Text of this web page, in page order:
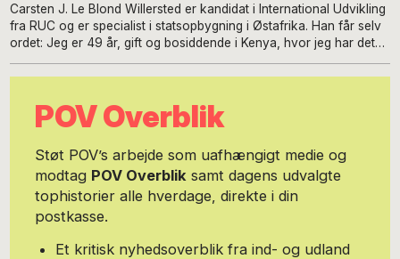
Carsten J. Le Blond Willersted er kandidat i International Udvikling
fra RUC og er specialist i statsopbygning i Østafrika. Han får selv
ordet: Jeg er 49 år, gift og bosiddende i Kenya, hvor jeg har det
Kenya (www.periamma.org). Sammen med vores lokale partnere
børn og unge, der går på vores skoler i Baringo County. Siden
2013 har jeg tillige arbejdet som rejseleder for Viktors Farmor på
rigtig langt for at mine gæster kan få lige dét ekstra med, når jeg
er med som rejseleder. En rejse er nemlig ikke bare en rejse. Den
skal kunne skabe mindeværdige oplevelser, som man som gæst
husker tilbage på med glæde mange år fremover. Så mine gæster
skal mærke min empati, passion og kærlighed til det, jeg viser og
formidler.
POV Overblik
Støt POV’s arbejde som uafhængigt medie og
modtag POV Overblik samt dagens udvalgte
tophistorier alle hverdage, direkte i din
postkasse.
Et kritisk nyhedsoverblik fra ind- og udland